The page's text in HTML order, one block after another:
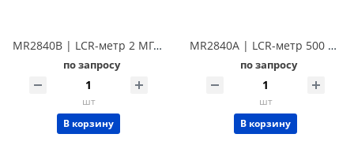
MR2840B | LCR-метр 2 МГц Techmize MR2840B (Tonghui TH2840B)
по запросу
шт
В корзину
MR2840A | LCR-метр 500 кГц Techmize MR2840A (Tonghui TH2840A)
по запросу
шт
В корзину